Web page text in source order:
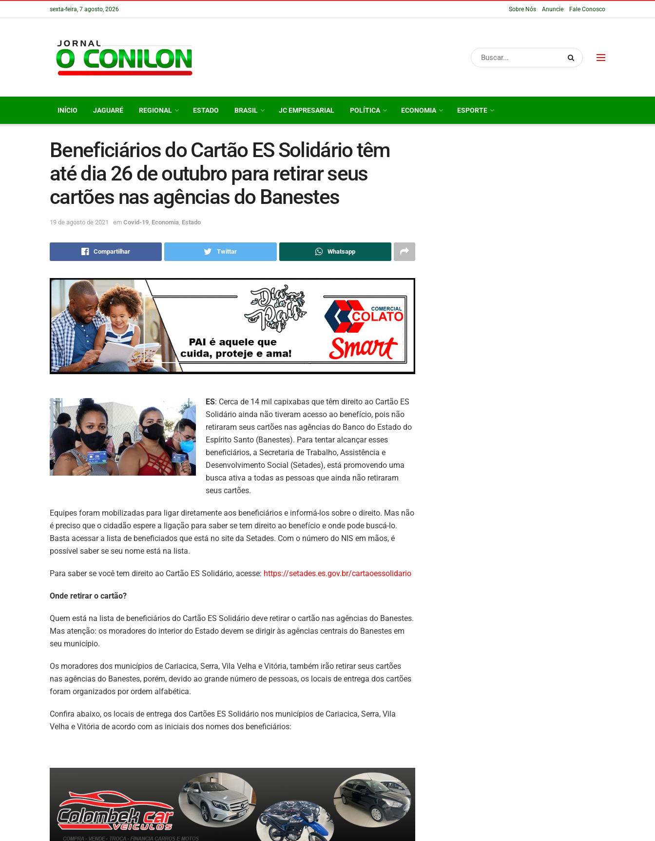
sexta-feira, 7 agosto, 2026 Sobre Nós Anuncie Fale Conosco
INÍCIO JAGUARÉ REGIONAL ESTADO BRASIL JC EMPRESARIAL POLÍTICA ECONOMIA ESPORTE
Beneficiários do Cartão ES Solidário têm
até dia 26 de outubro para retirar seus
cartões nas agências do Banestes
19 de agosto de 2021 em Covid-19 Economia Estado
Compartilhar Twittar Whatsapp
ES: Cerca de 14 mil capixabas que têm direito ao Cartão ES
Solidário ainda não tiveram acesso ao benefício, pois não
retiraram seus cartões nas agências do Banco do Estado do
Espírito Santo (Banestes). Para tentar alcançar esses
beneficiários, a Secretaria de Trabalho, Assistência e
Desenvolvimento Social (Setades), está promovendo uma
busca ativa a todas as pessoas que ainda não retiraram
seus cartões.
Equipes foram mobilizadas para ligar diretamente aos beneficiários e informá-los sobre o direito. Mas não
é preciso que o cidadão espere a ligação para saber se tem direito ao benefício e onde pode buscá-lo.
Basta acessar a lista de beneficiados que está no site da Setades. Com o número do NIS em mãos, é
possível saber se seu nome está na lista.
Para saber se você tem direito ao Cartão ES Solidário, acesse: https://setades.es.gov.br/cartaoessolidario
Onde retirar o cartão?
Quem está na lista de beneficiários do Cartão ES Solidário deve retirar o cartão nas agências do Banestes.
Mas atenção: os moradores do interior do Estado devem se dirigir às agências centrais do Banestes em
seu município.
Os moradores dos municípios de Cariacica, Serra, Vila Velha e Vitória, também irão retirar seus cartões
nas agências do Banestes, porém, devido ao grande número de pessoas, os locais de entrega dos cartões
foram organizados por ordem alfabética.
Confira abaixo, os locais de entrega dos Cartões ES Solidário nos municípios de Cariacica, Serra, Vila
Velha e Vitória de acordo com as iniciais dos nomes dos beneficiários: